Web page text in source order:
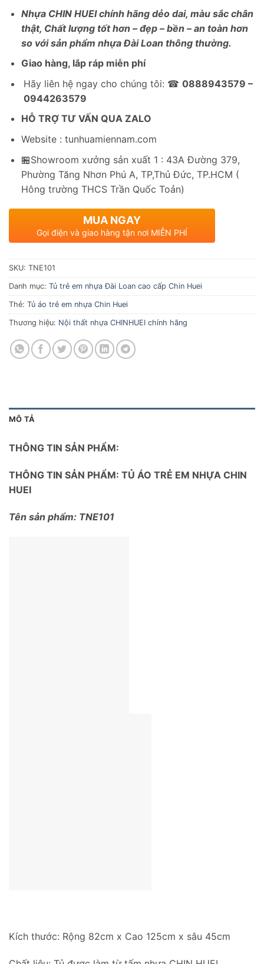
Nhựa CHIN HUEI chính hãng dẻo dai, màu sắc chân
thật, Chất lượng tốt hơn – đẹp – bền – an toàn hơn
so với sản phẩm nhựa Đài Loan thông thường.
Giao hàng, lắp ráp miễn phí
Hãy liên hệ ngay cho chúng tôi: ☎ 0888943579 –
0944263579
HỖ TRỢ TƯ VẤN QUA ZALO
Website : tunhuamiennam.com
🏪Showroom xưởng sản xuất 1 : 43A Đường 379,
Phường Tăng Nhơn Phú A, TP,Thủ Đức, TP.HCM (
Hông trường THCS Trần Quốc Toản)
MUA NGAY
Gọi điện và giao hàng tận nơi MIỄN PHÍ
SKU: TNE101
Danh mục: Tủ trẻ em nhựa Đài Loan cao cấp Chin Huei
Thẻ: Tủ áo trẻ em nhựa Chin Huei
Thương hiệu: Nội thất nhựa CHINHUEI chính hãng
MÔ TẢ
THÔNG TIN SẢN PHẨM:
THÔNG TIN SẢN PHẨM: TỦ ÁO TRẺ EM NHỰA CHIN
HUEI
Tên sản phẩm: TNE101
Kích thước: Rộng 82cm x Cao 125cm x sâu 45cm